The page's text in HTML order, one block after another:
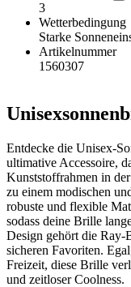
3
Wetterbedingung
Starke
Artikelnummer
1560307
Entdecke die Unisex-
ultimative Accessoire,
Kunststoffrahmen in
zu einem modischen
robuste und flexible
sodass deine Brille
Design gehört die Ray-
sicheren Favoriten.
Freizeit, diese Brille
und zeitloser Coolness.